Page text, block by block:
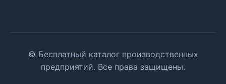
© Бесплатный каталог производственных
предприятий. Все права защищены.